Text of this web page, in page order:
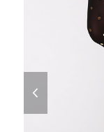
slide